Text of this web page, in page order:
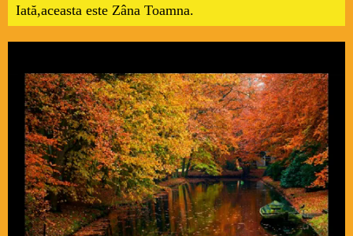
Iată,aceasta este Zâna Toamna.